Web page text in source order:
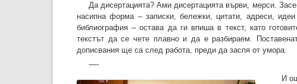
Да дисертацията? Ами дисертацията върви, мерси.
насипна форма – записки, бележки, цитати, адреси,
библиография – остава да ги впиша в текст, като
текстът да се чете плавно и да е разбираем.
дописвания ще са след работа, преди да заспя от умора.
—-
И